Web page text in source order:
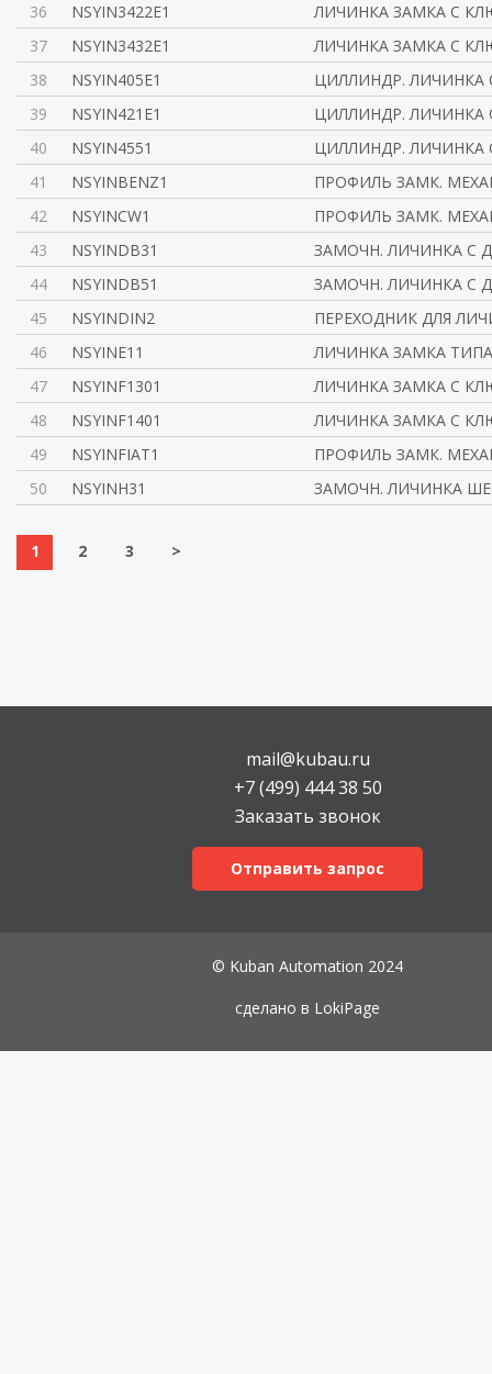
36
NSYIN3422E1
ЛИЧИНКА ЗАМКА С
37
NSYIN3432E1
ЛИЧИНКА ЗАМКА С
38
NSYIN405E1
ЦИЛЛИНДР. ЛИЧИНКА
39
NSYIN421E1
ЦИЛЛИНДР. ЛИЧИНКА
40
NSYIN4551
ЦИЛЛИНДР. ЛИЧИНКА
41
NSYINBENZ1
ПРОФИЛЬ ЗАМК.
42
NSYINCW1
ПРОФИЛЬ ЗАМК.
43
NSYINDB31
ЗАМОЧН. ЛИЧИНКА С
44
NSYINDB51
ЗАМОЧН. ЛИЧИНКА С
45
NSYINDIN2
ПЕРЕХОДНИК ДЛЯ
46
NSYINE11
ЛИЧИНКА ЗАМКА
47
NSYINF1301
ЛИЧИНКА ЗАМКА С
48
NSYINF1401
ЛИЧИНКА ЗАМКА С
49
NSYINFIAT1
ПРОФИЛЬ ЗАМК.
50
NSYINH31 ЗАМОЧН. ЛИЧИНКА
1 2 3 >
mail@kubau.ru
+7 (499) 444 38 50
Заказать звонок
Отправить запрос
© Kuban Automation 2024
сделано в LokiPage